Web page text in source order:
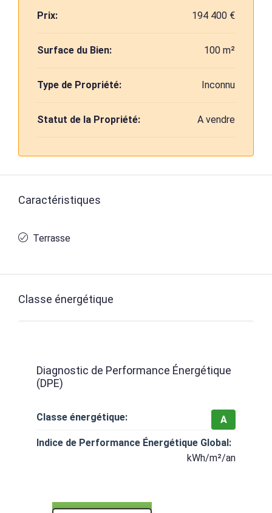
Prix: 194 400 €
Surface du Bien: 100 m²
Type de Propriété: Inconnu
Statut de la Propriété: A vendre
Caractéristiques
Terrasse
Classe énergétique
Diagnostic de Performance Énergétique
(DPE)
Classe énergétique:
A
Indice de Performance Énergétique Global:
kWh/m²/an